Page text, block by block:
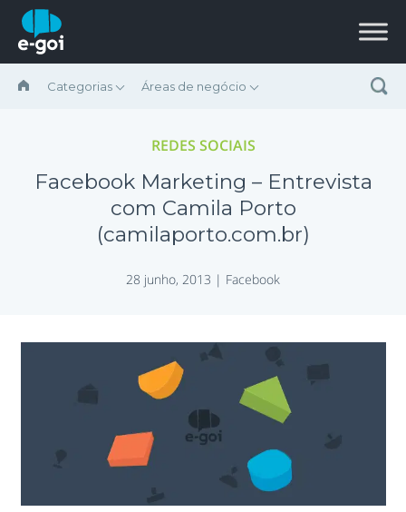
Ir para o conteúdo
Categorias Áreas de negócio
REDES SOCIAIS
Facebook Marketing – Entrevista
com Camila Porto
(camilaporto.com.br)
28 junho, 2013 | Facebook